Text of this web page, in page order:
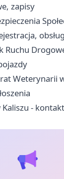
zapisy
Ruchu
Weterynarii
-